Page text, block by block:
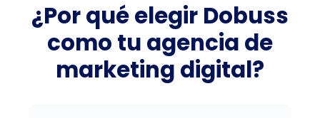
¿Por qué elegir Dobuss
como tu agencia de
marketing digital?